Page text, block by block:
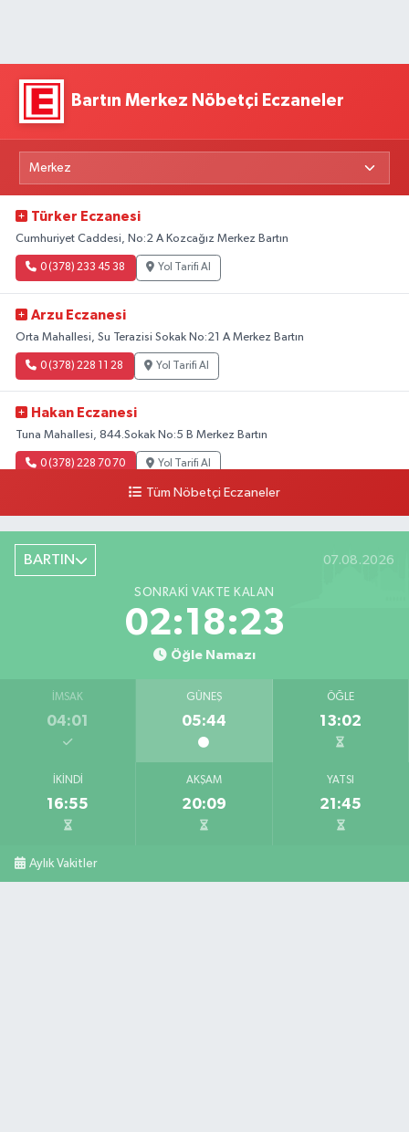
Bartın Merkez Nöbetçi Eczaneler
Türker Eczanesi
Cumhuriyet Caddesi, No:2 A Kozcağız Merkez Bartın
0 (378) 233 45 38 Yol Tarifi Al
Arzu Eczanesi
Orta Mahallesi, Su Terazisi Sokak No:21 A Merkez Bartın
0 (378) 228 11 28 Yol Tarifi Al
Hakan Eczanesi
Tuna Mahallesi, 844.Sokak No:5 B Merkez Bartın
0 (378) 228 70 70 Yol Tarifi Al
Tüm Nöbetçi Eczaneler
BARTIN 07.08.2026
SONRAKI VAKTE KALAN
02:18:22
Öğle Namazı
İMSAK
04:01
GÜNEŞ
05:44
ÖĞLE
13:02
İKINDI
16:55
AKŞAM
20:09
YATSI
21:45
Aylık Vakitler